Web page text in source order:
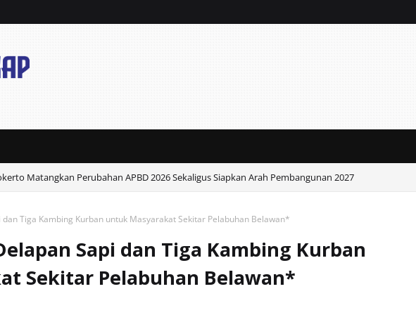
Matangkan Perubahan APBD 2026 Sekaligus Siapkan Arah Pembangunan 2027
Awards 2026, Bupati Fandi Akhmad Yani Dorong Pers Untuk Hadir dan Berdampak.
dan Tiga Kambing Kurban untuk Masyarakat Sekitar Pelabuhan Belawan*
Sapi dan Tiga Kambing Kurban
Sekitar Pelabuhan Belawan*